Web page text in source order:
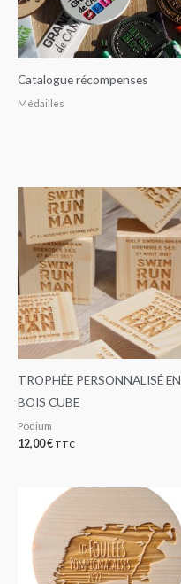
Catalogue récompenses
Médailles
TROPHÉE PERSONNALISÉ EN
BOIS CUBE
Podium
12,00€ TTC